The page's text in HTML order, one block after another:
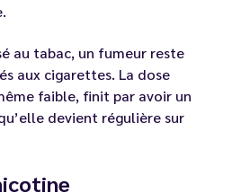
au tabac, un fumeur reste
aux cigarettes. La dose
faible, finit par avoir un
devient régulière sur